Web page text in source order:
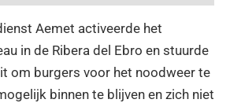
Aemet activeerde het
in de Ribera del Ebro en stuurde
om burgers voor het noodweer te
binnen te blijven en zich niet